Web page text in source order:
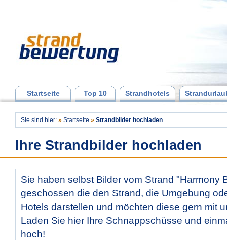
Startseite Top 10 Strandhotels
Sie sind hier: » Startseite » Strandbilder hochladen
Ihre Strandbilder hochladen
Sie haben selbst Bilder vom Strand "Harmony
geschossen die den Strand, die Umgebung
Hotels darstellen und möchten diese gern mit
Laden Sie hier Ihre Schnappschüsse und
hoch!